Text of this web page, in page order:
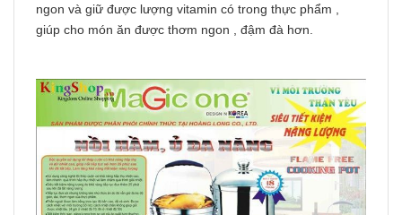
ngon và giữ được lượng vitamin có trong thực phẩm ,
giúp cho món ăn được thơm ngon , đậm đà hơn.